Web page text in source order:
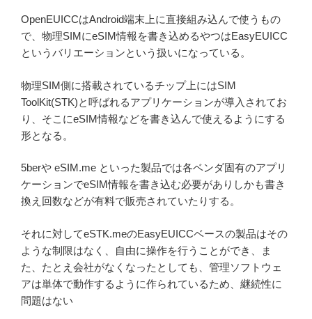
OpenEUICCはAndroid端末上に直接組み込んで使うもの
で、物理SIMにeSIM情報を書き込めるやつはEasyEUICC
というバリエーションという扱いになっている。
物理SIM側に搭載されているチップ上にはSIM
ToolKit(STK)と呼ばれるアプリケーションが導入されてお
り、そこにeSIM情報などを書き込んで使えるようにする
形となる。
5berや eSIM.me といった製品では各ベンダ固有のアプリ
ケーションでeSIM情報を書き込む必要がありしかも書き
換え回数などが有料で販売されていたりする。
それに対してeSTK.meのEasyEUICCベースの製品はその
ような制限はなく、自由に操作を行うことができ、ま
た、たとえ会社がなくなったとしても、管理ソフトウェ
アは単体で動作するように作られているため、継続性に
問題はない